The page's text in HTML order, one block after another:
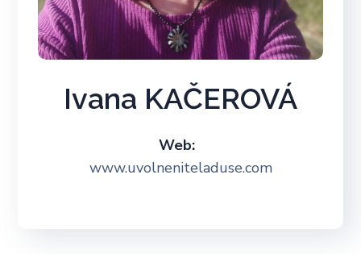
Ivana KAČEROVÁ
Web:
www.uvolneniteladuse.com